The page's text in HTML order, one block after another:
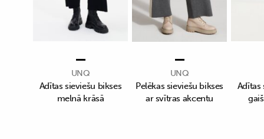
UNQ
Adītas sieviešu bikses
melnā krāsā
UNQ
Pelēkas sieviešu bikses
ar svītras akcentu
Adītas